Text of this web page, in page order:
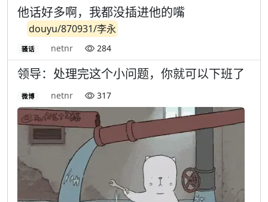
他话好多啊，我都没插进他的嘴
douyu/870931/李永
骚话 netnr 284
领导：处理完这个小问题，你就可以下班了
微博 netnr 317